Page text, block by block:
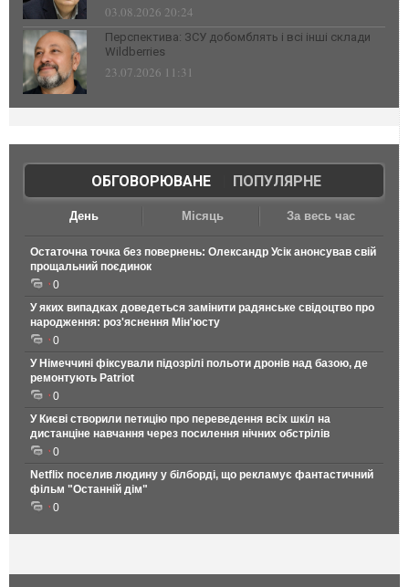
03.08.2026 20:24
Перспектива: ЗСУ добомблять і всі інші склади
Wildberries
23.07.2026 11:31
ОБГОВОРЮВАНЕ| ПОПУЛЯРНЕ
День Місяць За весь час
Остаточна точка без повернень: Олександр Усік анонсував свій
прощальний поєдинок
0
У яких випадках доведеться замінити радянське свідоцтво про
народження: роз'яснення Мін'юсту
0
У Німеччині фіксували підозрілі польоти дронів над базою, де
ремонтують Patriot
0
У Києві створили петицію про переведення всіх шкіл на
дистанціне навчання через посилення нічних обстрілів
0
Netflix поселив людину у білборді, що рекламує фантастичний
фільм "Останній дім"
0